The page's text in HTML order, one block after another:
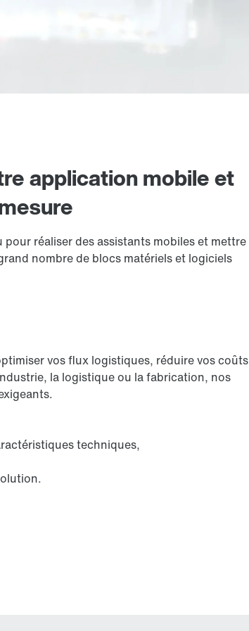
application mobile et
réaliser des assistants mobiles et mettre
nombre de blocs matériels et logiciels
vos flux logistiques, réduire vos coûts
la logistique ou la fabrication, nos
techniques,